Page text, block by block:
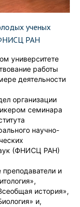
ученых
РАН
университете
работы
деятельности
организации
семинара
научно-
(ФНИСЦ РАН)
и
история»,
и,